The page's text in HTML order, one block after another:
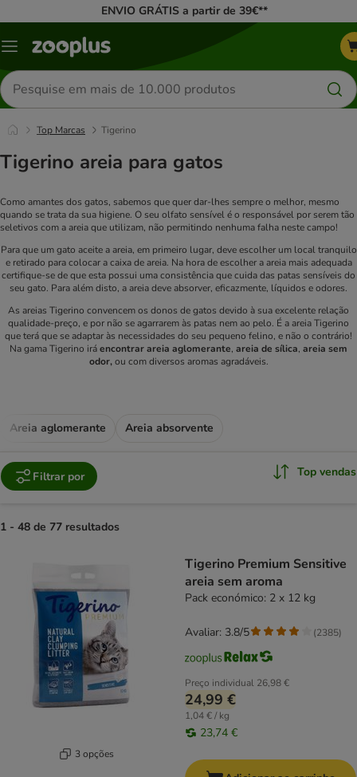
ENVIO GRÁTIS a partir de 39€**
Menu
Pesquisar
produtos
Top Marcas Tigerino
Tigerino areia para gatos
Como amantes dos gatos, sabemos que quer dar-lhes sempre o melhor, mesmo
quando se trata da sua higiene. O seu olfato sensível é o responsável por serem tão
seletivos com a areia que utilizam, não permitindo nenhuma falha neste campo!
Para que um gato aceite a areia, em primeiro lugar, deve escolher um local tranquilo
e retirado para colocar a caixa de areia. Na hora de escolher a areia mais adequada
certifique-se de que esta possui uma consistência que cuida das patas sensíveis do
seu gato. Para além disto, a areia deve absorver, eficazmente, líquidos e odores.
As areias Tigerino convencem os donos de gatos devido à sua excelente relação
qualidade-preço, e por não se agarrarem às patas nem ao pelo. É a areia Tigerino
que terá que se adaptar às necessidades do seu pequeno felino, e não o contrário!
Na gama Tigerino iráencontrar areia aglomerante, areia de sílica, areia sem
odor,ou com diversos aromas agradáveis.
Areia aglomerante Areia absorvente
Filtrar por Top vendas
1 - 48 de 77 resultados
3 opções
Tigerino Premium Sensitive
areia sem aroma
Pack económico: 2 x 12 kg
Preço individual 26,98 €
24,99 €
1,04 € / kg
23,74 €
Avaliar: 3.8/5 (2385)